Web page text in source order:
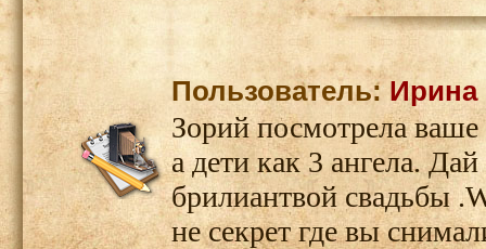
Пользователь: Ирина
Зорий посмотрела
а дети как 3 ангела.
брилиантвой свадьбы
не секрет где вы